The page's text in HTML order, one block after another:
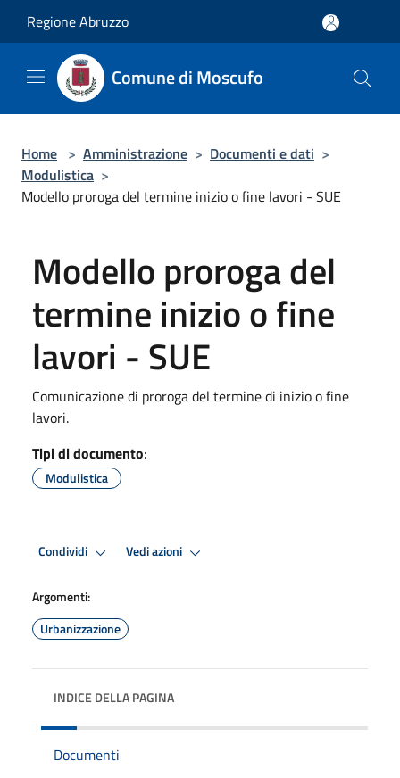
Regione Abruzzo
Comune di Moscufo
Home > Amministrazione > Documenti e dati >
Modulistica >
Modello proroga del termine inizio o fine lavori - SUE
Modello proroga del
termine inizio o fine
lavori - SUE
Comunicazione di proroga del termine di inizio o fine
lavori.
Tipi di documento:
Modulistica
Condividi Vedi azioni
Argomenti:
Urbanizzazione
INDICE DELLA PAGINA
Documenti